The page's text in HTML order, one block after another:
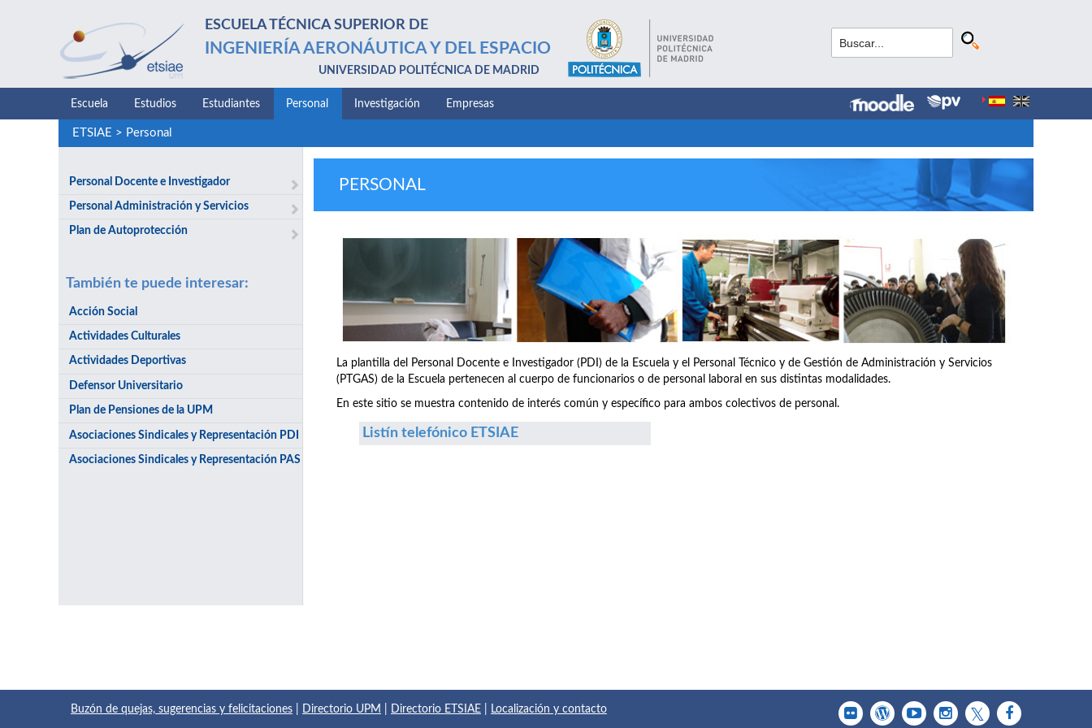
ESCUELA TÉCNICA SUPERIOR DE
INGENIERÍA AERONÁUTICA Y DEL ESPACIO
UNIVERSIDAD POLITÉCNICA DE MADRID
Escuela Estudios Estudiantes Personal Investigación Empresas
ETSIAE > Personal
Personal Docente e Investigador
Personal Administración y Servicios
Plan de Autoprotección
También te puede interesar:
Acción Social
Actividades Culturales
Actividades Deportivas
Defensor Universitario
Plan de Pensiones de la UPM
Asociaciones Sindicales y Representación PDI
Asociaciones Sindicales y Representación PAS
PERSONAL
La plantilla del Personal Docente e Investigador (PDI) de la Escuela y el Personal Técnico y de Gestión de Administración y Servicios
(PTGAS) de la Escuela pertenecen al cuerpo de funcionarios o de personal laboral en sus distintas modalidades.
En este sitio se muestra contenido de interés común y específico para ambos colectivos de personal.
Listín telefónico ETSIAE
Buzón de quejas, sugerencias y felicitaciones Directorio UPM Directorio ETSIAE Localización y contacto